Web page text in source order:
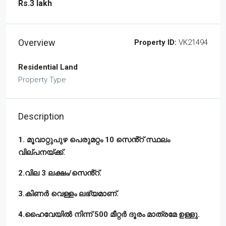
Rs.3 lakh
Overview Property ID: VK21494
Residential Land
Property Type
Description
1. മൂവാറ്റുപുഴ പെരുമറ്റം 10 സെൻ്റ് സ്ഥലം
വില്പനയ്ക്ക്.
2.വില 3 ലക്ഷം/സെൻ്റ്.
3.കിണർ വെള്ളം ലഭ്യമാണ്.
4.ഹൈവേയിൽ നിന്ന് 500 മീറ്റർ ദൂരം മാത്രമേ ഉള്ളു.